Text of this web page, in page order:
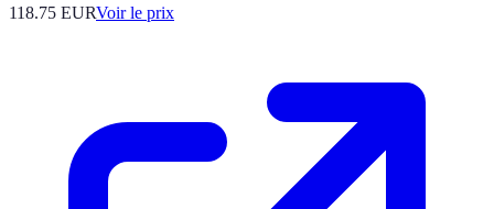
118.75 EURVoir le prix